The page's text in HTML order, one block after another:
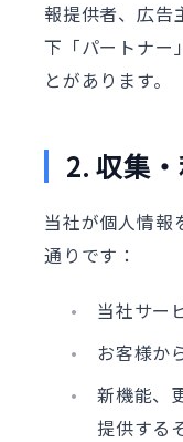
報提供者、広告
下「パートナー
とがあります。
2. 収集
当社が個人情報
通りです：
当社サー
お客様か
新機能、
提供する